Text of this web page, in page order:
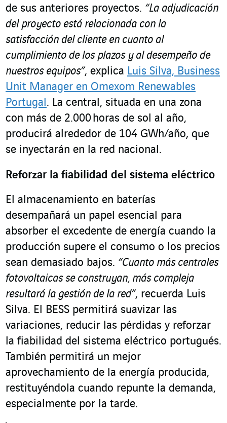
de sus anteriores proyectos. “La adjudicación
del proyecto está relacionada con la
satisfacción del cliente en cuanto al
cumplimiento de los plazos y al desempeño de
nuestros equipos”, explica Luis Silva, Business
Unit Manager en Omexom Renewables
Portugal. La central, situada en una zona
con más de 2.000 horas de sol al año,
producirá alrededor de 104 GWh/año, que
se inyectarán en la red nacional.
Reforzar la fiabilidad del sistema eléctrico
El almacenamiento en baterías
desempañará un papel esencial para
absorber el excedente de energía cuando la
producción supere el consumo o los precios
sean demasiado bajos. “Cuanto más centrales
fotovoltaicas se construyan, más compleja
resultará la gestión de la red”, recuerda Luis
Silva. El BESS permitirá suavizar las
variaciones, reducir las pérdidas y reforzar
la fiabilidad del sistema eléctrico portugués.
También permitirá un mejor
aprovechamiento de la energía producida,
restituyéndola cuando repunte la demanda,
especialmente por la tarde.